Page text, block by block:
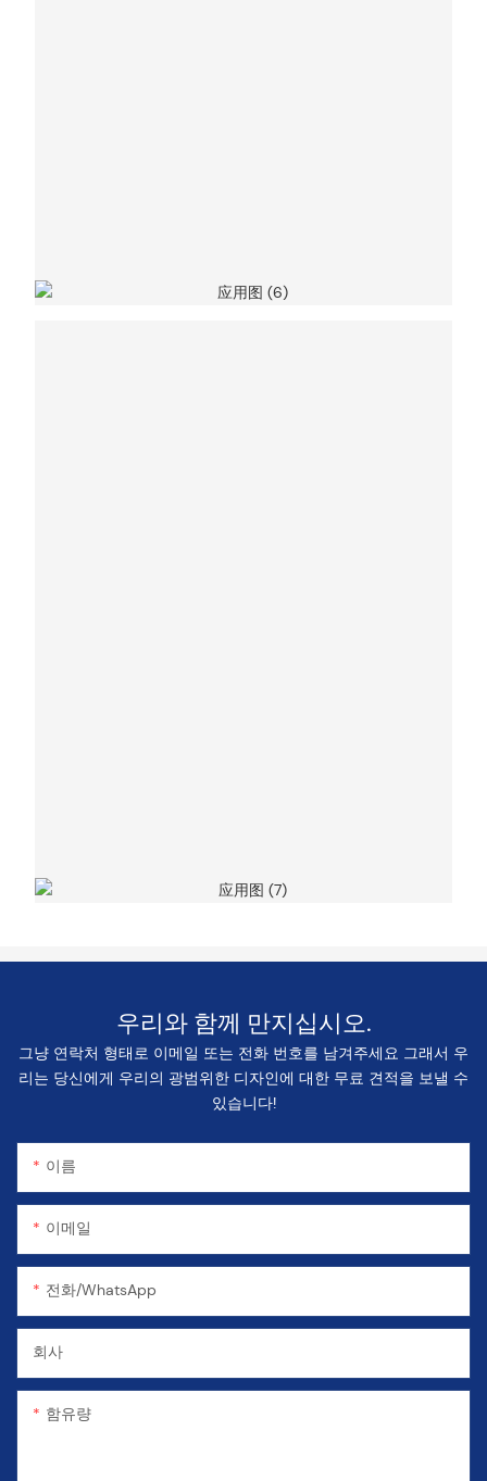
우리와 함께 만지십시오.
그냥 연락처 형태로 이메일 또는 전화 번호를 남겨주세요 그래서 우
리는 당신에게 우리의 광범위한 디자인에 대한 무료 견적을 보낼 수
있습니다!
이름
이메일
전화/WhatsApp
회사
함유량